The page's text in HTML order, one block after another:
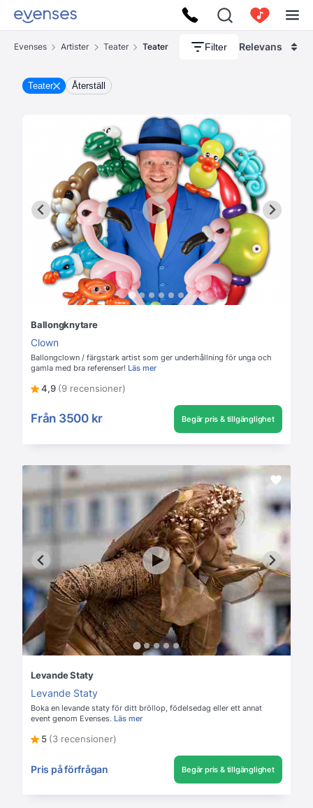
Evenses Artister Teater Teater Filter Relevans
Teater Återställ
Ballongknytare
Clown
Ballongclown / färgstark artist som ger underhållning för unga och
gamla med bra referenser! Läs mer
4,9 (9 recensioner)
Från 3500 kr Begär pris & tillgänglighet
Levande Staty
Levande Staty
Boka en levande staty för ditt bröllop, födelsedag eller ett annat
event genom Evenses. Läs mer
5 (3 recensioner)
Pris på förfrågan Begär pris & tillgänglighet